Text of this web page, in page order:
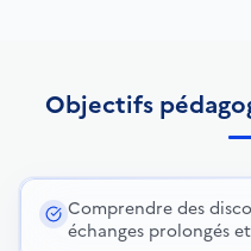
Objectifs
Comprendre des
échanges prolongés